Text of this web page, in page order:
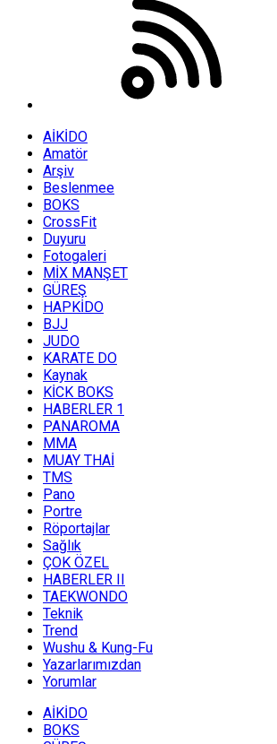
AİKİDO
Amatör
Arşiv
Beslenmee
BOKS
CrossFit
Duyuru
Fotogaleri
MİX MANŞET
GÜREŞ
HAPKİDO
BJJ
JUDO
KARATE DO
Kaynak
KİCK BOKS
HABERLER 1
PANAROMA
MMA
MUAY THAİ
TMS
Pano
Portre
Röportajlar
Sağlık
ÇOK ÖZEL
HABERLER II
TAEKWONDO
Teknik
Trend
Wushu & Kung-Fu
Yazarlarımızdan
Yorumlar
AİKİDO
BOKS